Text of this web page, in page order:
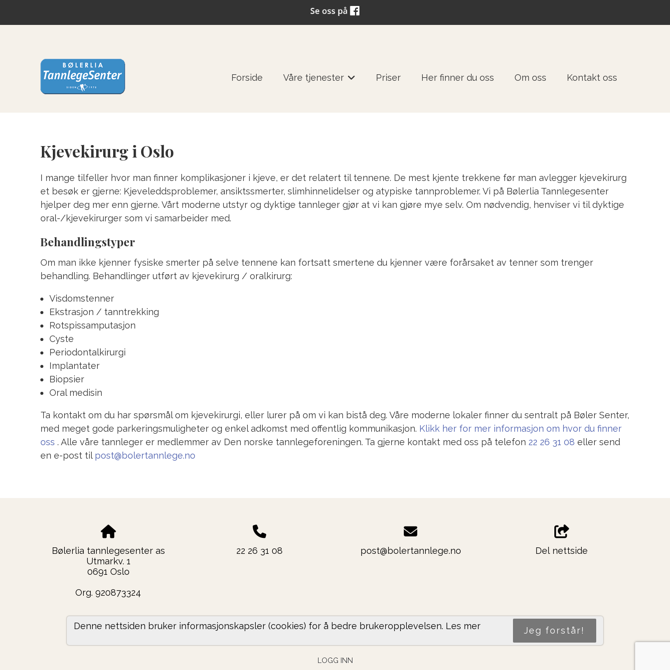
Forside Våre tjenester Priser Her finner du oss Om oss Kontakt oss
Kjevekirurg i Oslo
I mange tilfeller hvor man finner komplikasjoner i kjeve, er det relatert til tennene. De mest kjente trekkene før man avlegger kjevekirurg
et besøk er gjerne: Kjeveleddsproblemer, ansiktssmerter, slimhinnelidelser og atypiske tannproblemer. Vi på Bølerlia Tannlegesenter
hjelper deg mer enn gjerne. Vårt moderne utstyr og dyktige tannleger gjør at vi kan gjøre mye selv. Om nødvendig, henviser vi til dyktige
oral-/kjevekirurger som vi samarbeider med.
Behandlingstyper
Om man ikke kjenner fysiske smerter på selve tennene kan fortsatt smertene du kjenner være forårsaket av tenner som trenger
behandling. Behandlinger utført av kjevekirurg / oralkirurg:
Visdomstenner
Ekstrasjon / tanntrekking
Rotspissamputasjon
Cyste
Periodontalkirurgi
Implantater
Biopsier
Oral medisin
Ta kontakt om du har spørsmål om kjevekirurgi, eller lurer på om vi kan bistå deg. Våre moderne lokaler finner du sentralt på Bøler Senter,
med meget gode parkeringsmuligheter og enkel adkomst med offentlig kommunikasjon. Klikk her for mer informasjon om hvor du finner
oss . Alle våre tannleger er medlemmer av Den norske tannlegeforeningen. Ta gjerne kontakt med oss på telefon 22 26 31 08 eller send
en e-post til post@bolertannlege.no
Bølerlia tannlegesenter as
Utmarkv. 1
0691 Oslo
Org. 920873324
22 26 31 08 post@bolertannlege.no Del nettside
Denne nettsiden bruker informasjonskapsler (cookies) for å bedre brukeropplevelsen. Les mer Jeg forstår!
LOGG INN